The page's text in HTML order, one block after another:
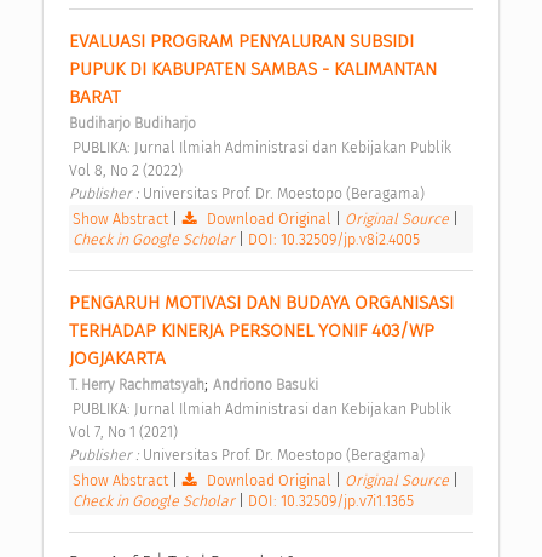
EVALUASI PROGRAM PENYALURAN SUBSIDI
PUPUK DI KABUPATEN SAMBAS - KALIMANTAN
BARAT
Budiharjo Budiharjo
Vol 8, No 2 (2022)
Publisher : Universitas Prof. Dr. Moestopo (Beragama)
Show Abstract
Download Original Original Source
Check in Google Scholar
DOI: 10.32509/jp.v8i2.4005
PENGARUH MOTIVASI DAN BUDAYA ORGANISASI
TERHADAP KINERJA PERSONEL YONIF 403/WP
JOGJAKARTA
T. Herry Rachmatsyah; Andriono Basuki
Vol 7, No 1 (2021)
Publisher : Universitas Prof. Dr. Moestopo (Beragama)
Show Abstract
Download Original Original Source
Check in Google Scholar
DOI: 10.32509/jp.v7i1.1365